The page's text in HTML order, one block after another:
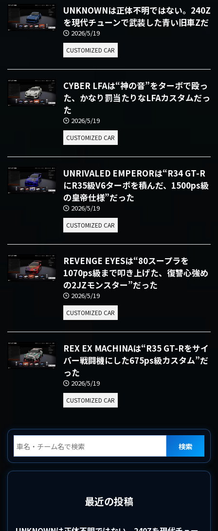
UNKNOWNは正体不明ではない。240Z
を現代チューンで武装した青い旧車Zだ
2026/5/19
CUSTOMIZED CAR
CYBER LFAは“神の音”をターボで殴っ
た、かなり罰当たりなLFAカスタムだっ
た
2026/5/19
CUSTOMIZED CAR
UNRIVALED EMPERORは“R34 GT-R
にR35級V6ターボを積んだ、1500ps級
の皇帝仕様”だった
2026/5/19
CUSTOMIZED CAR
REVENGE EYESは“80スープラを
1070ps級まで叩き上げた、復讐心強め
の2JZモンスター”だった
2026/5/19
CUSTOMIZED CAR
REX EX MACHINAは“R35 GT-Rをサイ
バー戦闘機にした675ps級カスタム”だ
った
2026/5/19
CUSTOMIZED CAR
検索
最近の投稿